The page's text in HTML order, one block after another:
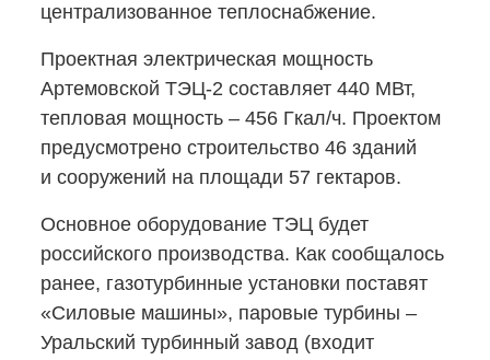
централизованное теплоснабжение.
Проектная электрическая мощность
Артемовской ТЭЦ-2 составляет 440 МВт,
тепловая мощность – 456 Гкал/ч. Проектом
предусмотрено строительство 46 зданий
и сооружений на площади 57 гектаров.
Основное оборудование ТЭЦ будет
российского производства. Как сообщалось
ранее, газотурбинные установки поставят
«Силовые машины», паровые турбины –
Уральский турбинный завод (входит